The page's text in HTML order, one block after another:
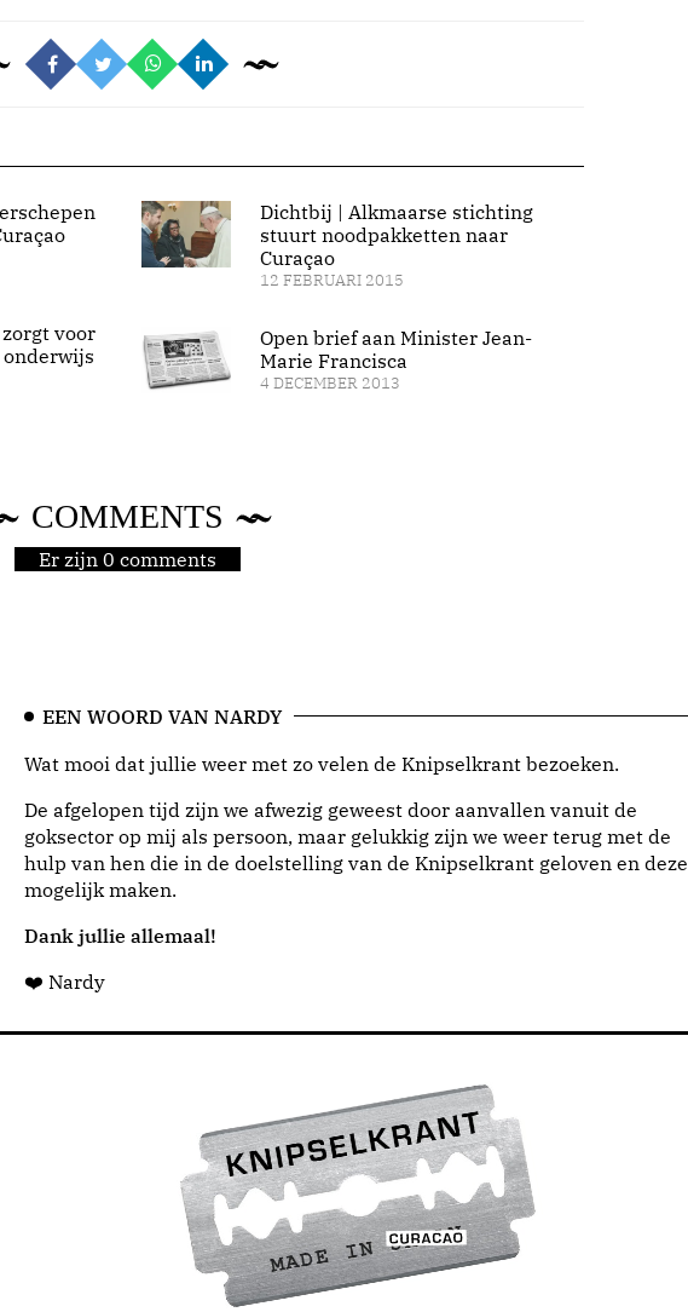
voor
Dichtbij | Alkmaarse stichting
stuurt noodpakketten naar
Curaçao
12 FEBRUARI 2015
Open brief aan Minister Jean-
Marie Francisca
4 DECEMBER 2013
COMMENTS
Er zijn 0 comments
EEN WOORD VAN NARDY
Wat mooi dat jullie weer met zo velen de Knipselkrant bezoeken.
De afgelopen tijd zijn we afwezig geweest door aanvallen vanuit de
goksector op mij als persoon, maar gelukkig zijn we weer terug met de
hulp van hen die in de doelstelling van de Knipselkrant geloven en deze
mogelijk maken.
Dank jullie allemaal!
❤️ Nardy